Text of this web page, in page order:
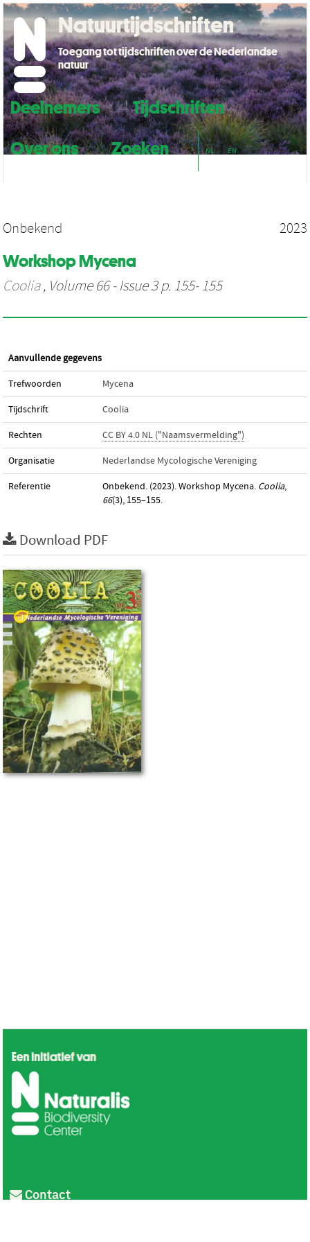
Deelnemers
Tijdschriften
Over ons
Zoeken NL EN
Natuurtijdschriften
Toegang tot tijdschriften over de Nederlandse
natuur
Onbekend 2023
Workshop Mycena
Coolia, Volume 66 - Issue 3 p. 155- 155
Aanvullende gegevens
Trefwoorden Mycena
Tijdschrift Coolia
Rechten CC BY 4.0 NL ("Naamsvermelding")
Organisatie Nederlandse Mycologische Vereniging
Referentie Onbekend. (2023). Workshop Mycena. Coolia,
66(3), 155–155.
Download PDF
Contact